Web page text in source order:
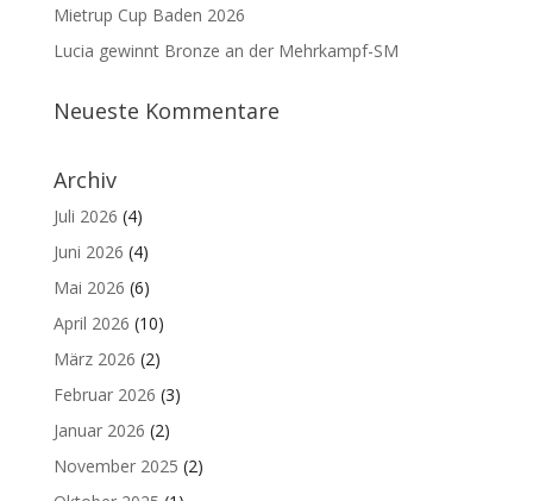
Mietrup Cup Baden 2026
Lucia gewinnt Bronze an der Mehrkampf-SM
Neueste Kommentare
Archiv
Juli 2026 (4)
Juni 2026 (4)
Mai 2026 (6)
April 2026 (10)
März 2026 (2)
Februar 2026 (3)
Januar 2026 (2)
November 2025 (2)